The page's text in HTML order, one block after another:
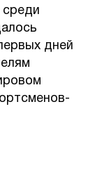
среди
дней